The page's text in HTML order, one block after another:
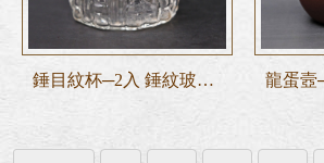
錘目紋杯─2入 錘紋玻璃杯